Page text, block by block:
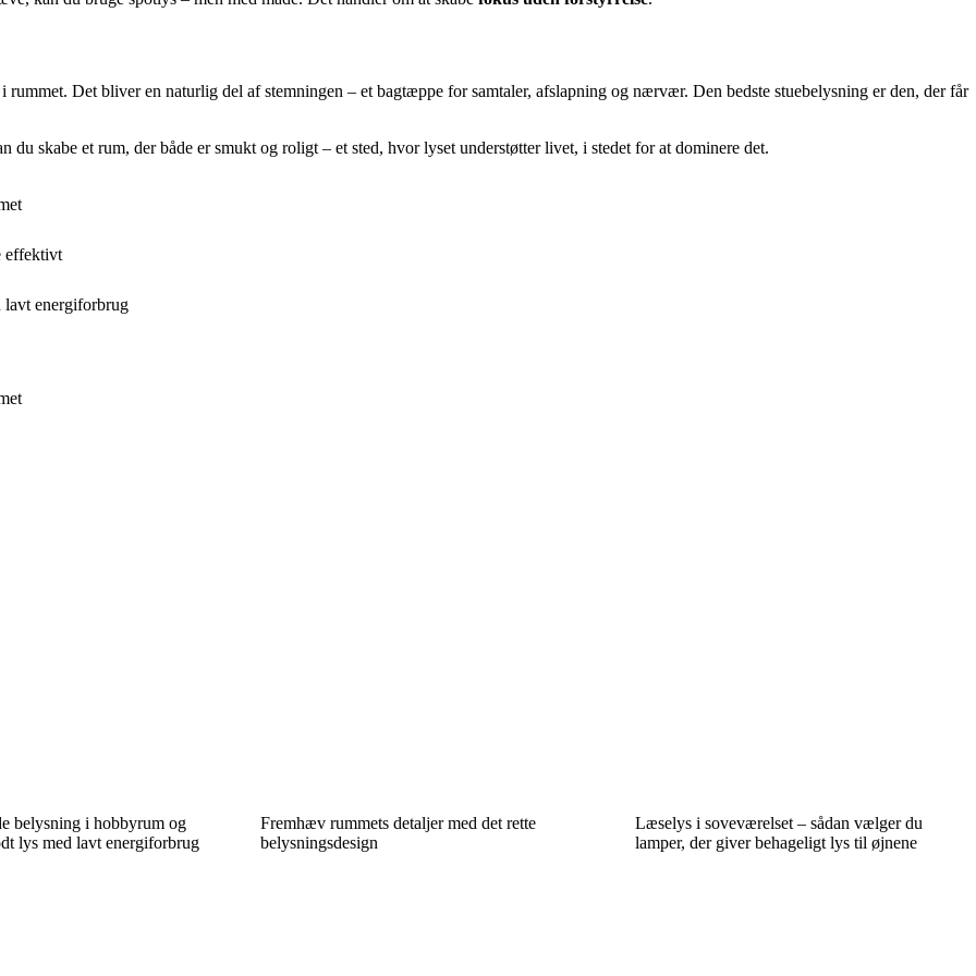
Det bliver en naturlig del af stemningen – et bagtæppe for samtaler, afslapning og nærvær. Den bedste stuebelysning er den, der får
skabe et rum, der både er smukt og roligt – et sted, hvor lyset understøtter livet, i stedet for at dominere det.
effektivt
lavt energiforbrug
belysning i hobbyrum og
lys med lavt energiforbrug
Fremhæv rummets detaljer med det rette
belysningsdesign
Læselys i soveværelset – sådan vælger du
lamper, der giver behageligt lys til øjnene